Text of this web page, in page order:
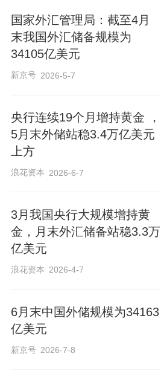
国家外汇管理局：截至4月
末我国外汇储备规模为
34105亿美元
新京号 2026-5-7
央行连续19个月增持黄金 ，
5月末外储站稳3.4万亿美元
上方
浪花资本 2026-6-7
3月我国央行大规模增持黄
金，月末外汇储备站稳3.3万
亿美元
浪花资本 2026-4-7
6月末中国外储规模为34163
亿美元
新京号 2026-7-8